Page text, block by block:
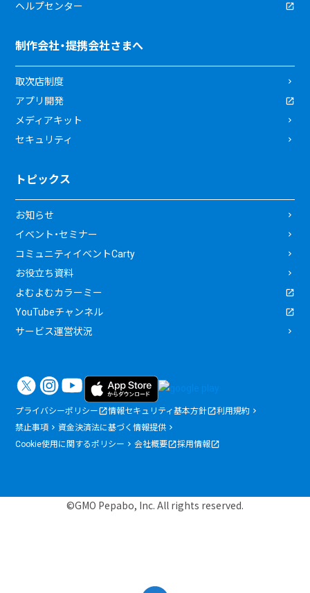
ヘルプセンター
制作会社・提携会社さまへ
取次店制度
アプリ開発
メディアキット
セキュリティ
トピックス
お知らせ
イベント・セミナー
コミュニティイベントCarty
お役立ち資料
よむよむカラーミー
YouTubeチャンネル
サービス運営状況
プライバシーポリシー 情報セキュリティ基本方針
利用規約
禁止事項
資金決済法に基づく情報提供
Cookie使用に関するポリシー
会社概要 採用情報
©GMO Pepabo, Inc. All rights reserved.